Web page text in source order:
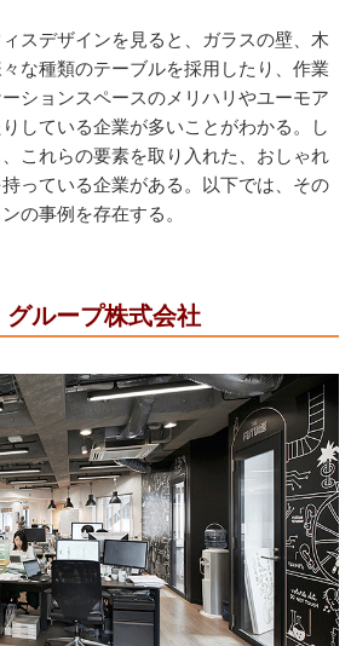
スデザインを見ると、ガラスの壁、木
な種類のテーブルを採用したり、作業
ションスペースのメリハリやユーモア
している企業が多いことがわかる。し
これらの要素を取り入れた、おしゃれ
っている企業がある。以下では、その
の事例を存在する。
ループ株式会社